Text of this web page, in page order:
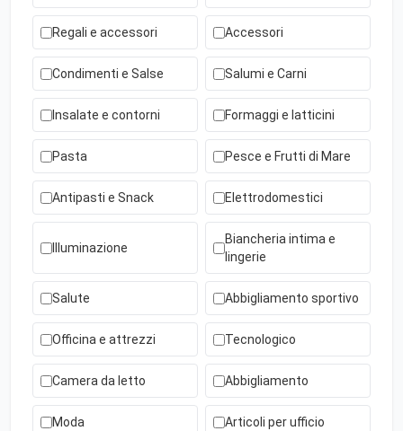
Regali e accessori Accessori
Condimenti e Salse Salumi e Carni
Insalate e contorni Formaggi e latticini
Pasta Pesce e Frutti di Mare
Antipasti e Snack Elettrodomestici
Illuminazione
Biancheria intima e
lingerie
Salute Abbigliamento sportivo
Officina e attrezzi Tecnologico
Camera da letto Abbigliamento
Moda Articoli per ufficio